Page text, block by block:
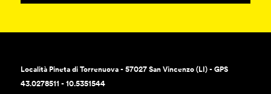
Località Pineta di Torrenuova - 57027 San Vincenzo (LI) - GPS
43.0278511 - 10.5351544